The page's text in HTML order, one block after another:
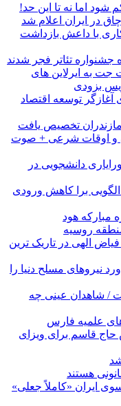
اما نه تا این حد!
در ایران اعلام شد
همکاری با داعش بازداشت
تئاتر فجر شدند
به ایرلاین های
بزودی
ماده‌ای رهبری آغازگر توسعه اقتصاد
و اوقات شرعی + صوت
دانشجویی در
برا کاهش ورودی
الهی در تاریک ترین
نیروهای مسلح دنیا را
/ شاهدان عینی چه
علمیه فارس
حاج قاسم برای ویزای
هستند
ایران «کاملاً جعلی»